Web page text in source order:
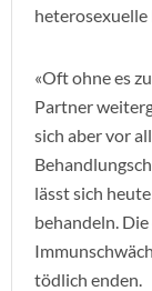
«Oft ohne es zu
Partner
sich aber vor
lässt sich
behandeln.
tödlich enden.